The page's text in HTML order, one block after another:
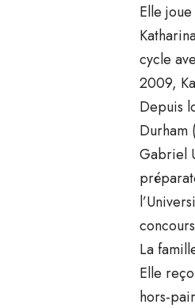
Elle
cycle
2009,
Depuis
Durham
Gabriel
La
Elle
hors-